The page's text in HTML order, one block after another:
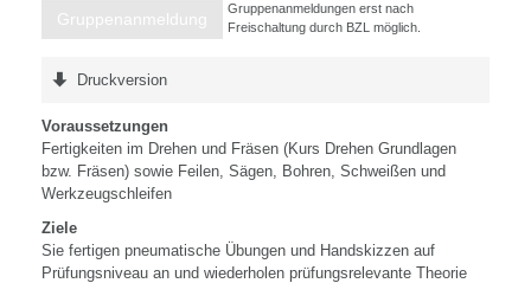
Gruppenanmeldung
Gruppenanmeldungen erst nach
Freischaltung durch BZL möglich.
Druckversion
Voraussetzungen
Fertigkeiten im Drehen und Fräsen (Kurs Drehen Grundlagen
bzw. Fräsen) sowie Feilen, Sägen, Bohren, Schweißen und
Werkzeugschleifen
Ziele
Sie fertigen pneumatische Übungen und Handskizzen auf
Prüfungsniveau an und wiederholen prüfungsrelevante Theorie